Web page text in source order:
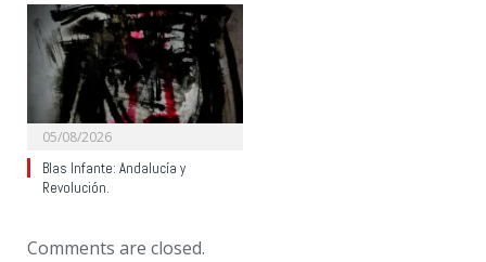
05/08/2026
Blas Infante: Andalucía y
Revolución.
Comments are closed.